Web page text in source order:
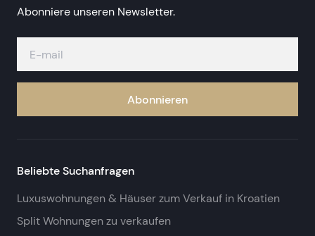
Abonniere unseren Newsletter.
Abonnieren
Beliebte Suchanfragen
Luxuswohnungen & Häuser zum Verkauf in Kroatien
Split Wohnungen zu verkaufen